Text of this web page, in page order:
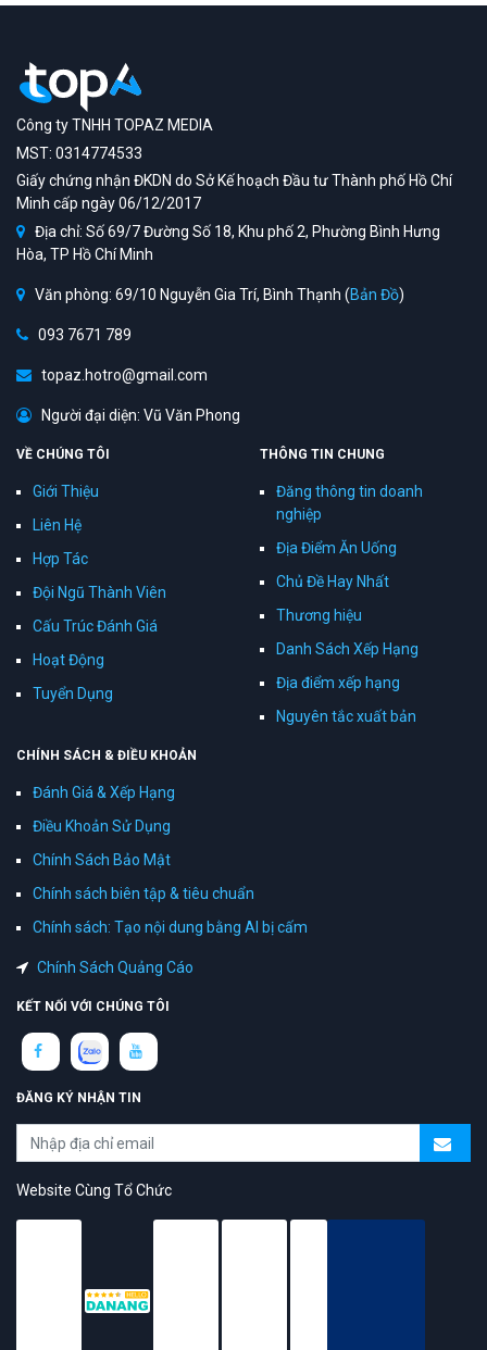
Công ty TNHH TOPAZ MEDIA
MST: 0314774533
Giấy chứng nhận ĐKDN do Sở Kế hoạch Đầu tư Thành phố Hồ Chí
Minh cấp ngày 06/12/2017
Địa chỉ: Số 69/7 Đường Số 18, Khu phố 2, Phường Bình Hưng
Hòa, TP Hồ Chí Minh
Văn phòng: 69/10 Nguyễn Gia Trí, Bình Thạnh (Bản Đồ)
093 7671 789
topaz.hotro@gmail.com
Người đại diện: Vũ Văn Phong
VỀ CHÚNG TÔI
Giới Thiệu
Liên Hệ
Hợp Tác
Đội Ngũ Thành Viên
Cấu Trúc Đánh Giá
Hoạt Động
Tuyển Dụng
THÔNG TIN CHUNG
Đăng thông tin doanh
nghiệp
Địa Điểm Ăn Uống
Chủ Đề Hay Nhất
Thương hiệu
Danh Sách Xếp Hạng
Địa điểm xếp hạng
Nguyên tắc xuất bản
CHÍNH SÁCH & ĐIỀU KHOẢN
Đánh Giá & Xếp Hạng
Điều Khoản Sử Dụng
Chính Sách Bảo Mật
Chính sách biên tập & tiêu chuẩn
Chính sách: Tạo nội dung bằng AI bị cấm
Chính Sách Quảng Cáo
KẾT NỐI VỚI CHÚNG TÔI
ĐĂNG KÝ NHẬN TIN
Website Cùng Tổ Chức
topAZ Review vinh dự được người dùng bình chọn là nền tảng có
trải nghiệm tốt & chất lượng